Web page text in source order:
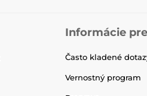
Informácie
Často kladené
Vernostný program